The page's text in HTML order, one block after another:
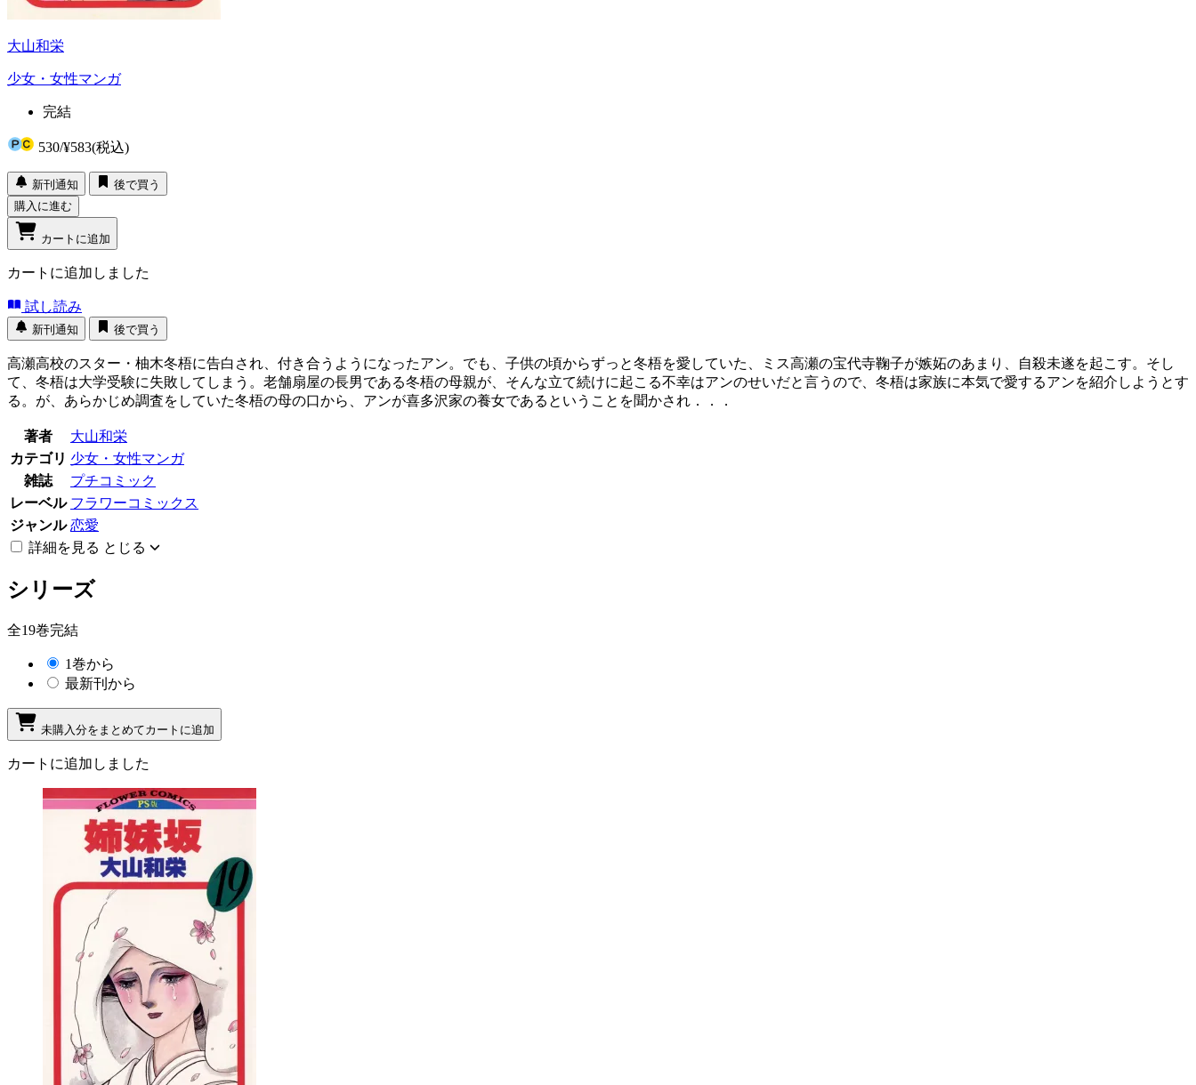
大山和栄
少女・女性マンガ
完結
530/¥583(税込)
新刊通知
後で買う
購入に進む
カートに追加
カートに追加しました
試し読み
新刊通知 後で買う
高瀬高校のスター・柚木冬梧に告白され、付き合うようになったアン。でも、子供の頃からずっと冬梧を愛していた、ミス高瀬の宝代寺鞠子が嫉妬のあまり、自殺未遂を起こす。そし
て、冬梧は大学受験に失敗してしまう。老舗扇屋の長男である冬梧の母親が、そんな立て続けに起こる不幸はアンのせいだと言うので、冬梧は家族に本気で愛するアンを紹介しようとす
る。が、あらかじめ調査をしていた冬梧の母の口から、アンが喜多沢家の養女であるということを聞かされ．．．
著者
大山和栄
カテゴリ 少女・女性マンガ
雑誌
プチコミック
レーベル フラワーコミックス
ジャンル 恋愛
詳細を見る とじる
シリーズ
全19巻完結
1巻から
最新刊から
未購入分をまとめてカートに追加
カートに追加しました